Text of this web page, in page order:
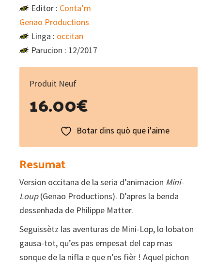
Editor : Conta’m
Genao Productions
Linga : occitan
Parucion : 12/2017
Produit Neuf
16.00€
Botar dins quò que i'aime
Resumat
Version occitana de la seria d’animacion Mini-
Loup(Genao Productions). D’apres la benda
dessenhada de Philippe Matter.
Seguissètz las aventuras de Mini-Lop, lo lobaton
gausa-tot, qu’es pas empesat del cap mas
sonque de la nifla e que n’es fièr ! Aquel pichon